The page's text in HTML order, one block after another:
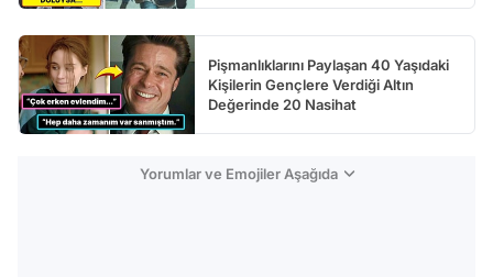
Pişmanlıklarını Paylaşan 40 Yaşıdaki
Kişilerin Gençlere Verdiği Altın
Değerinde 20 Nasihat
Yorumlar ve Emojiler Aşağıda